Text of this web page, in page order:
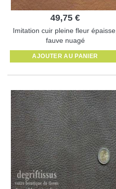
49,75 €
Imitation cuir pleine fleur épaisse,
fauve nuagé
AJOUTER AU PANIER